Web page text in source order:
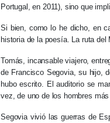
Portugal, en 2011), sino que
Si bien, como lo he dicho, en
historia de la poesía. La ruta del
Tomás, incansable viajero,
de Francisco Segovia, su hijo,
hubo escrito. El auditorio se
vez, de uno de los hombres
Segovia vivió las guerras de